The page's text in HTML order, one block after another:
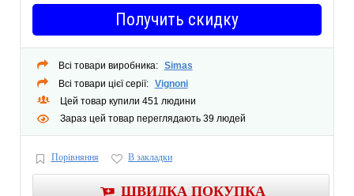
монтажная коробка для окна обслуживания из полистирола
угловой запорный вентиль R 1/2 с кольцом-адаптером, совместимый с
MeplaFix
крепление для стока
комплект манжет ø 90 мм
фановый отвод для унитаза, ПНД, ø 90/90 мм
адаптер, ø 90/110 мм
2 анкера для крепления к стене
Получить скидку
Всі товари виробника: Simas
Всі товари цієї серії: Vignoni
Цей товар купили 451 людини
Зараз цей товар переглядають 39 людей
Порівняння В закладки
ШВИДКА ПОКУПКА